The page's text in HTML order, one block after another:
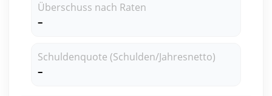
Überschuss nach Raten
–
Schuldenquote (Schulden/Jahresnetto)
–